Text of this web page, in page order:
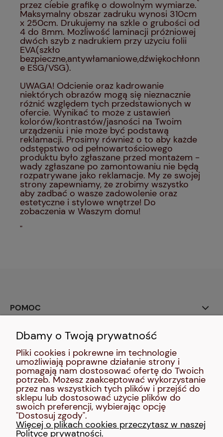
przez ciebie grafikę o dowolnym wymiarze.
Maksymalny obszar zadruku wynosi 310cm
x 250cm. Drukujemy na szkle o grubości od
4 do 8mm. Możliwość laminacji próżniowej
dwóch szyb z nadrukiem przy użyciu folii
EVA(szkło
bezpieczne,antywłamaniowe,dźwiękochłonn
e ESG/VSG).
UWAGA! Odcienie oraz kadrowanie
niektórych obrazów mogą się nieznacznie
różnić względem tych przedstawionych w
ofercie. Wynikać to może z ustawień
kolorów/kontrastów/jasności na Twoim
urządzeniu i nie może być podstawą
reklamacji. Prosimy również o to aby każde
odstępstwo od pełnowartościowego
produktu było zgłaszane przed montażem -
wady zgłaszane po zamontowaniu nie będą
rozpatrywane jako reklamacje. My ze swojej
strony zapewniamy, że zrobimy wszystko
aby zadbać o wasze zadowolenie oraz
estetyczne i stylowe wnętrze! Do
zobaczenia w Waszym domu!
"
POMOC
SOCIAL MEDIA:
MOJE KONTO
INFORMACJE
O NAS
Dbamy o Twoją prywatność
Pliki cookies i pokrewne im technologie
umożliwiają poprawne działanie strony i
pomagają nam dostosować ofertę do Twoich
potrzeb. Możesz zaakceptować wykorzystanie
przez nas wszystkich tych plików i przejść do
sklepu lub dostosować użycie plików do
swoich preferencji, wybierając opcję
"Dostosuj zgody".
Więcej o plikach cookies przeczytasz w naszej
Polityce prywatności.